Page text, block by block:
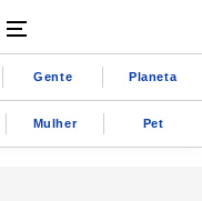
Gente Planeta
Mulher Pet